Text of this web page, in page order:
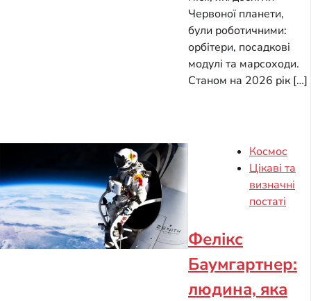
Червоної планети,
були роботичними:
орбітери, посадкові
модулі та марсоходи.
Станом на 2026 рік […]
Космос
Цікаві та
визначні
постаті
Фелікс
Баумгартнер:
людина, яка